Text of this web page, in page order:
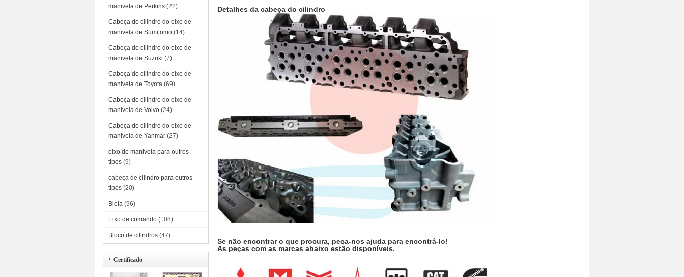
manivela de Perkins (22)
Cabeça de cilindro do eixo de
manivela de Sumitomo (14)
Cabeça de cilindro do eixo de
manivela de Suzuki (7)
Cabeça de cilindro do eixo de
manivela de Toyota (69)
Cabeça de cilindro do eixo de
manivela de Volvo (24)
Cabeça de cilindro do eixo de
manivela de Yanmar (27)
eixo de manivela para outros
tipos (9)
cabeça de cilindro para outros
tipos (20)
Biela (96)
Eixo de comando (108)
Bloco de cilindros (47)
Certificado
Detalhes da cabeça do cilindro
Se não encontrar o que procura, peça-nos ajuda para encontrá-lo!
As peças com as marcas abaixo estão disponíveis.